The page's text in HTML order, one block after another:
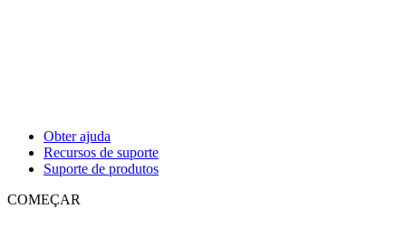
Obter ajuda
Recursos de suporte
Suporte de produtos
COMEÇAR